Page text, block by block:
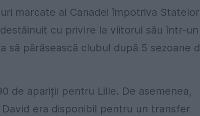
marcate al Canadei împotriva Statelor
cu privire la viitorul său într-un
să părăsească clubul după 5 sezoane
de apariții pentru Lille. De asemenea,
era disponibil pentru un transfer